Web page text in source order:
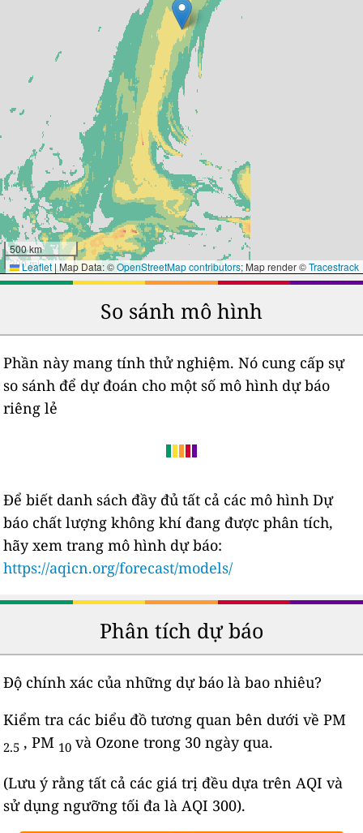
500 km
300 mi
Leaflet |Map Data: ©OpenStreetMap contributors; Map render ©Tracestrack
So sánh mô hình
Phần này mang tính thử nghiệm. Nó cung cấp sự
so sánh để dự đoán cho một số mô hình dự báo
riêng lẻ
Để biết danh sách đầy đủ tất cả các mô hình Dự
báo chất lượng không khí đang được phân tích,
hãy xem trang mô hình dự báo:
https://aqicn.org/forecast/models/
Phân tích dự báo
Độ chính xác của những dự báo là bao nhiêu?
Kiểm tra các biểu đồ tương quan bên dưới về PM
2.5 , PM 10 và Ozone trong 30 ngày qua.
(Lưu ý rằng tất cả các giá trị đều dựa trên AQI và
sử dụng ngưỡng tối đa là AQI 300).